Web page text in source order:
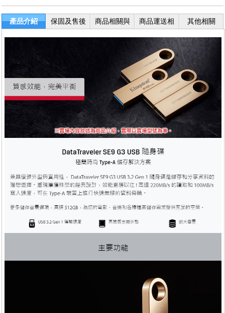
產品介紹
保固及售後
服務
商品相關與
退換貨
商品運送相
關
其他相關